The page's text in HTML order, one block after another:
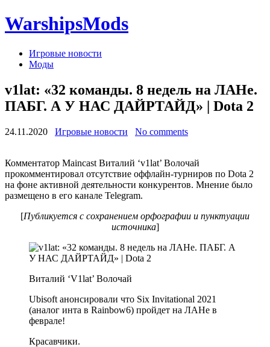
WarshipsMods
Игровые новости
Моды
v1lat: «32 команды. 8 недель на ЛАНе.
ПАБГ. А У НАС ДАЙРТАЙД» | Dota 2
24.11.2020 Игровые новости No comments
Комментатор Maincast Виталий ‘v1lat’ Волочай
прокомментировал отсутствие оффлайн-турниров по Dota 2
на фоне активной деятельности конкурентов. Мнение было
размещено в его канале Telegram.
[Публикуется с сохранением орфографии и пунктуации
источника]
Виталий ‘V1lat’ Волочай
Ubisoft анонсировали что Six Invitational 2021
(аналог инта в Rainbow6) пройдет на ЛАНе в
феврале!
Красавчики.